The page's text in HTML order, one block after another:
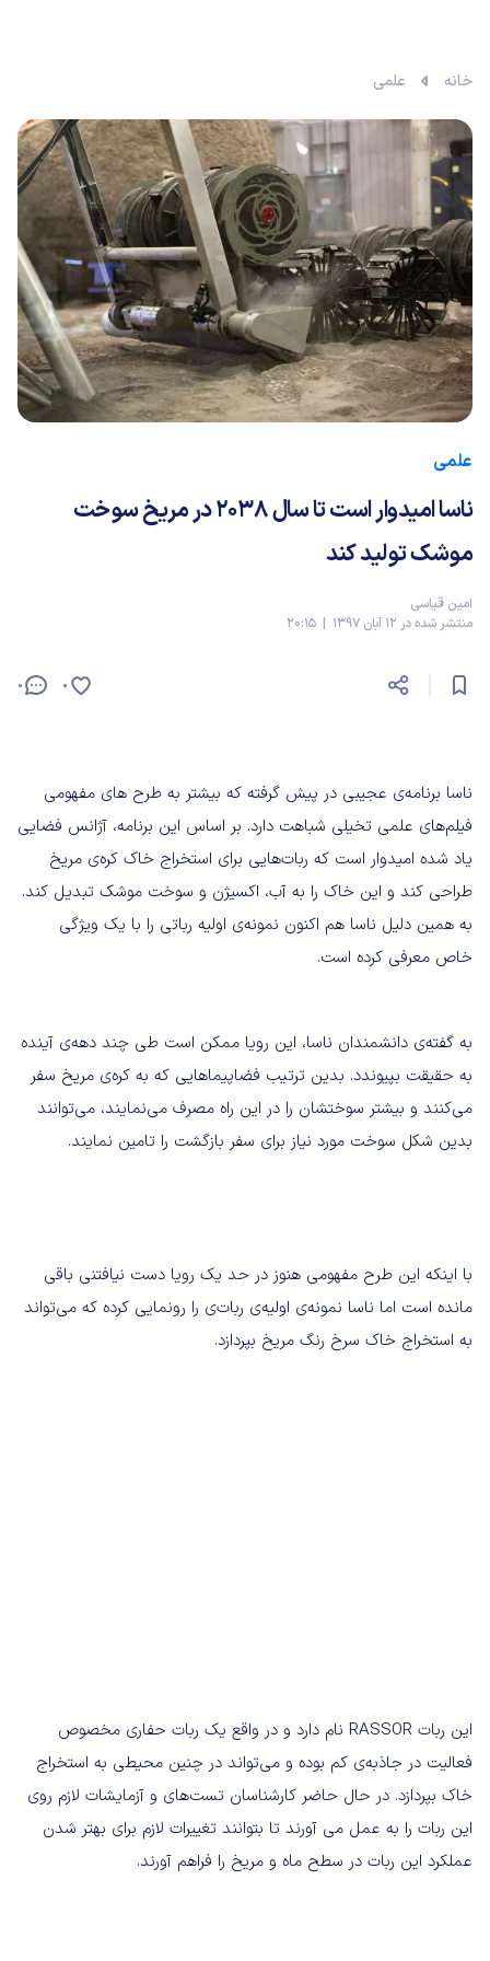
خانه علمی
علمی
ناسا امیدوار است تا سال ۲۰۳۸ در مریخ سوخت
موشک تولید کند
امین قیاسی
منتشر شده در 12 آبان 1397 | 20:15
0 0
ناسا برنامه‌ی عجیبی در پیش گرفته که بیشتر به طرح های مفهومی
فیلم‌های علمی تخیلی شباهت دارد. بر اساس این برنامه، آژانس فضایی
یاد شده امیدوار است که ربات‌هایی برای استخراج خاک کره‌ی مریخ
طراحی کند و این خاک را به آب، اکسیژن و سوخت موشک تبدیل کند.
به همین دلیل ناسا هم اکنون نمونه‌ی اولیه رباتی را با یک ویژگی
خاص معرفی کرده است.
به گفته‌ی دانشمندان ناسا، این رویا ممکن است طی چند دهه‌ی آینده
به حقیقت بپیوندد. بدین ترتیب فضاپیما‌هایی که به کره‌ی مریخ سفر
می‌کنند و بیشتر سوختشان را در این راه مصرف می‌نمایند، می‌توانند
بدین شکل سوخت مورد نیاز برای سفر بازگشت را تامین نمایند.
با اینکه این طرح مفهومی هنوز در حد یک رویا دست نیافتنی باقی
مانده است اما ناسا نمونه‌ی اولیه‌‌‌ی ربات‌ی را رونمایی کرده که می‌تواند
به استخراج خاک سرخ رنگ مریخ بپردازد.
این ربات RASSOR نام دارد و در واقع یک ربات حفاری مخصوص
فعالیت در جاذبه‌ی کم بوده و می‌تواند در چنین محیطی به استخراج
خاک بپردازد. در حال حاضر کارشناسان تست‌های و آزمایشات لازم روی
این ربات را به عمل می آورند تا بتوانند تغییرات لازم برای بهتر شدن
عملکرد این ربات در سطح ماه و مریخ را فراهم آورند.